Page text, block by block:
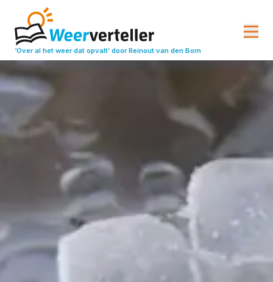
‘Over al het weer dat opvalt’ door Reinout van den Born